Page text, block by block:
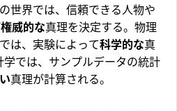
世界では、信頼できる人物や
権威的な真理を決定する。物理
は、実験によって科学的な真
では、サンプルデータの統計
真理が計算される。